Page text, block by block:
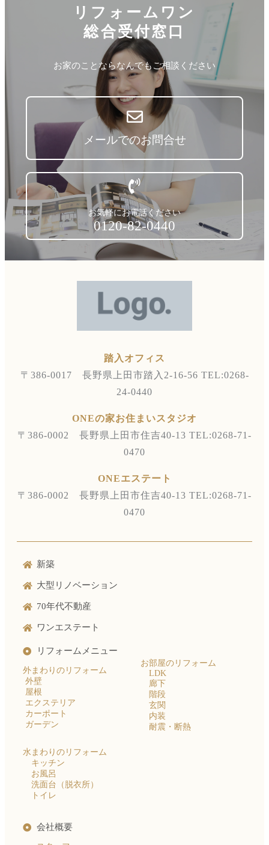
リフォームワン
総合受付窓口
お家のことならなんでもご相談ください
メールでのお問合せ
お気軽にお電話ください
0120-82-0440
踏入オフィス
〒386-0017 長野県上田市踏入2-16-56 TEL:0268-
24-0440
ONEの家お住まいスタジオ
〒386-0002 長野県上田市住吉40-13 TEL:0268-71-
0470
ONEエステート
〒386-0002 長野県上田市住吉40-13 TEL:0268-71-
0470
新築
大型リノベーション
70年代不動産
ワンエステート
リフォームメニュー
外まわりのリフォーム
外壁
屋根
エクステリア
カーポート
ガーデン
水まわりのリフォーム
キッチン
お風呂
洗面台（脱衣所）
トイレ
お部屋のリフォーム
LDK
廊下
階段
玄関
内装
耐震・断熱
会社概要